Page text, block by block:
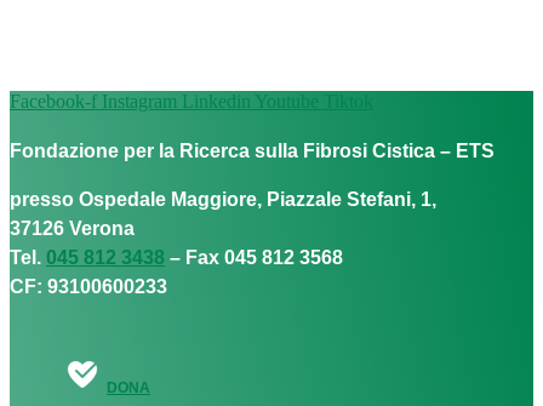
Facebook-f Instagram Linkedin Youtube Tiktok
Fondazione per la Ricerca sulla Fibrosi Cistica – ETS
presso Ospedale Maggiore, Piazzale Stefani, 1,
37126 Verona
Tel. 045 812 3438 – Fax 045 812 3568
CF: 93100600233
DONA